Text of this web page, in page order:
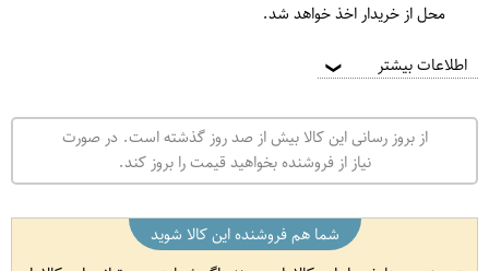
محل از خریدار اخذ خواهد شد.
اطلاعات بیشتر ❯
از بروز رسانی این کالا بیش از صد روز گذشته است. در صورت
نیاز از فروشنده بخواهید قیمت را بروز کند.
شما هم فروشنده این کالا شوید